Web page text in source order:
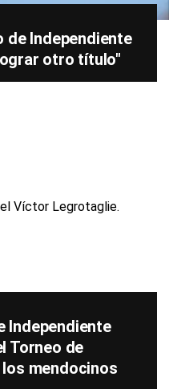
de Independiente
otro título"
Independiente
Torneo de
mendocinos